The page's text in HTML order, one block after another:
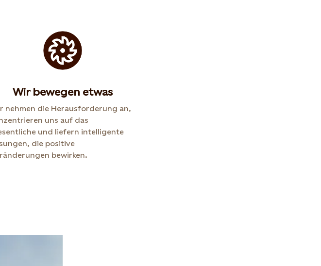
Wir bewegen etwas
nehmen die Herausforderung an,
uns auf das
und liefern intelligente
die positive
bewirken.